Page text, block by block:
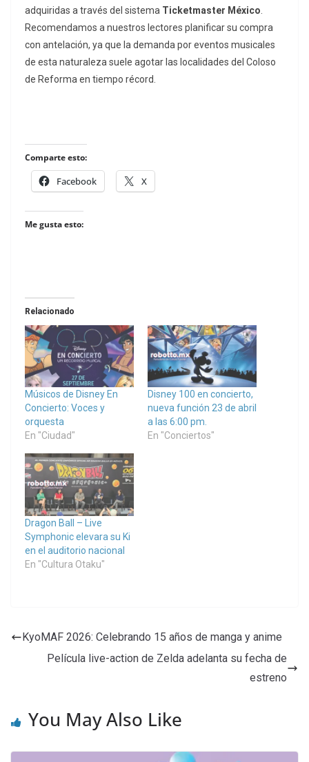
adquiridas a través del sistema Ticketmaster México
Recomendamos a nuestros lectores planificar su compra
con antelación, ya que la demanda por eventos musicales
de esta naturaleza suele agotar las localidades del Coloso
de Reforma en tiempo récord.
Comparte esto:
Facebook X
Me gusta esto:
Relacionado
Músicos de Disney En
Concierto: Voces y
orquesta
En "Ciudad"
Disney 100 en concierto,
nueva función 23 de abril
a las 6:00 pm.
En "Conciertos"
Dragon Ball – Live
Symphonic elevara su Ki
en el auditorio nacional
En "Cultura Otaku"
KyoMAF 2026: Celebrando 15 años de manga y anime
Película live-action de Zelda adelanta su fecha de
estreno
You May Also Like